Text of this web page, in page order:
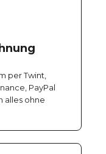
per Twint,
PayPal
alles ohne